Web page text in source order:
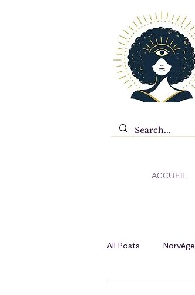
ACCUEIL
All Posts Norvège